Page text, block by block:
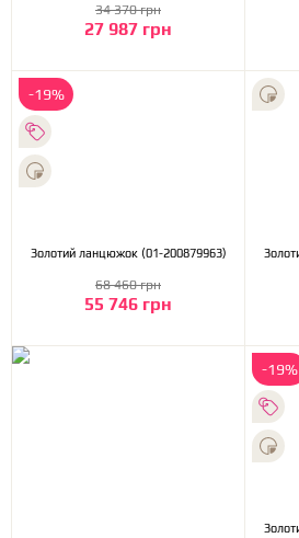
27 987 грн
34 370 грн
-19%
Золотий ланцюжок (01-200879963)
55 746 грн
68 460 грн
-19%